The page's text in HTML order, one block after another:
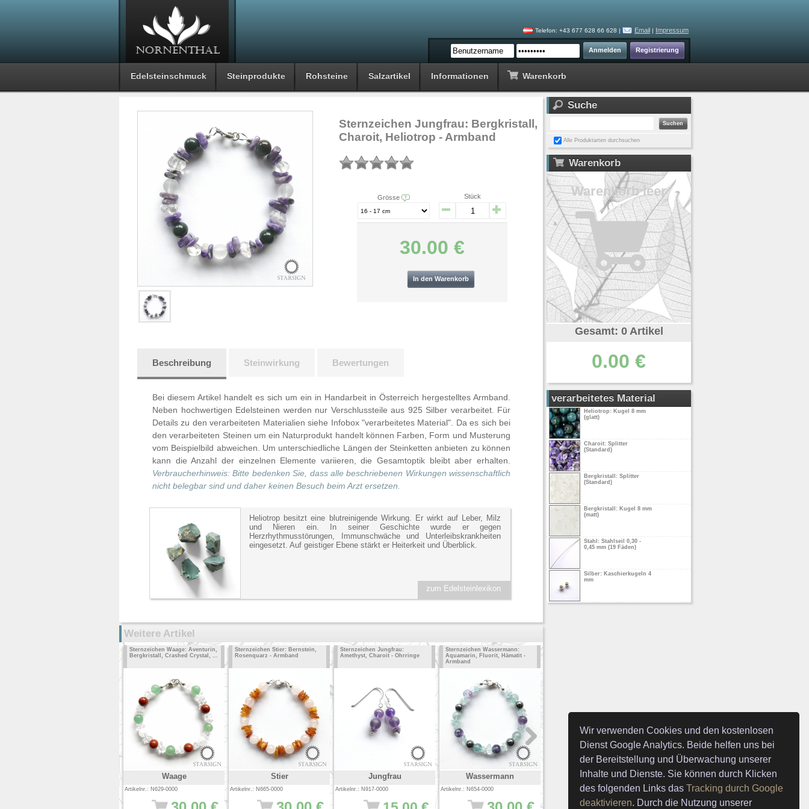
Wir verwenden Cookies und den kostenlosen
Dienst Google Analytics. Beide helfen uns bei
der Bereitstellung und Überwachung unserer
Inhalte und Dienste. Sie können durch Klicken
des folgenden Links dasTracking durch Google
deaktivieren. Durch die Nutzung unserer
Telefon: +43 677 628 66 628 | Email | Impressum
Edelsteinschmuck Steinprodukte Rohsteine Salzartikel Informationen Warenkorb
Sternzeichen Jungfrau: Bergkristall,
Charoit, Heliotrop - Armband
Grösse Stück
30.00 €
Beschreibung Steinwirkung Bewertungen
Bei diesem Artikel handelt es sich um ein in Handarbeit in Österreich hergestelltes Armband.
Neben hochwertigen Edelsteinen werden nur Verschlussteile aus 925 Silber verarbeitet. Für
Details zu den verarbeiteten Materialien siehe Infobox "verarbeitetes Material". Da es sich bei
den verarbeiteten Steinen um ein Naturprodukt handelt können Farben, Form und Musterung
vom Beispielbild abweichen. Um unterschiedliche Längen der Steinketten anbieten zu können
kann die Anzahl der einzelnen Elemente variieren, die Gesamtoptik bleibt aber erhalten.
Verbraucherhinweis: Bitte bedenken Sie, dass alle beschriebenen Wirkungen wissenschaftlich
nicht belegbar sind und daher keinen Besuch beim Arzt ersetzen.
Heliotrop besitzt eine blutreinigende Wirkung. Er wirkt auf Leber, Milz
und Nieren ein. In seiner Geschichte wurde er gegen
Herzrhythmusstörungen, Immunschwäche und Unterleibskrankheiten
eingesetzt. Auf geistiger Ebene stärkt er Heiterkeit und Überblick.
zum Edelsteinlexikon
Weitere Artikel
Sternzeichen Waage: Aventurin,
Bergkristall, Crashed Crystal, ...
Waage
Artikelnr.: N629-0000
Sternzeichen Stier: Bernstein,
Rosenquarz - Armband
Stier
Artikelnr.: N665-0000
Sternzeichen Jungfrau:
Amethyst, Charoit - Ohrringe
Jungfrau
Artikelnr.: N917-0000
Sternzeichen Wassermann:
Aquamarin, Fluorit, Hämatit -
Armband
Wassermann
Artikelnr.: N654-0000
Suche
Alle Produktarten durchsuchen
Warenkorb
Warenkorb leer
Gesamt: 0 Artikel
0.00 €
verarbeitetes Material
Heliotrop: Kugel 8 mm
(glatt)
Charoit: Splitter
(Standard)
Bergkristall: Splitter
(Standard)
Bergkristall: Kugel 8 mm
(matt)
Stahl: Stahlseil 0,30 -
0,45 mm (19 Fäden)
Silber: Kaschierkugeln 4
mm